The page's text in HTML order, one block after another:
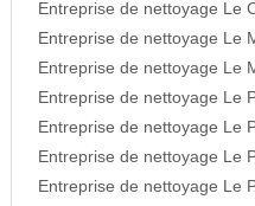
Entreprise de nettoyage Le
Entreprise de nettoyage Le
Entreprise de nettoyage Le
Entreprise de nettoyage Le
Entreprise de nettoyage Le
Entreprise de nettoyage Le
Entreprise de nettoyage Le